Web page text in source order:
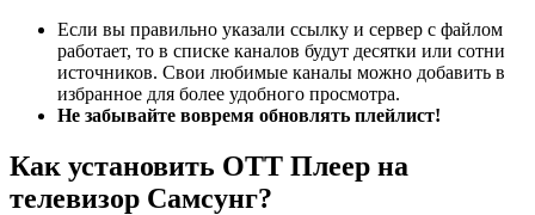
Если вы правильно указали ссылку и сервер с файлом
работает, то в списке каналов будут десятки или сотни
источников. Свои любимые каналы можно добавить в
избранное для более удобного просмотра.
Не забывайте вовремя обновлять плейлист!
Как установить ОТТ Плеер на
телевизор Самсунг?